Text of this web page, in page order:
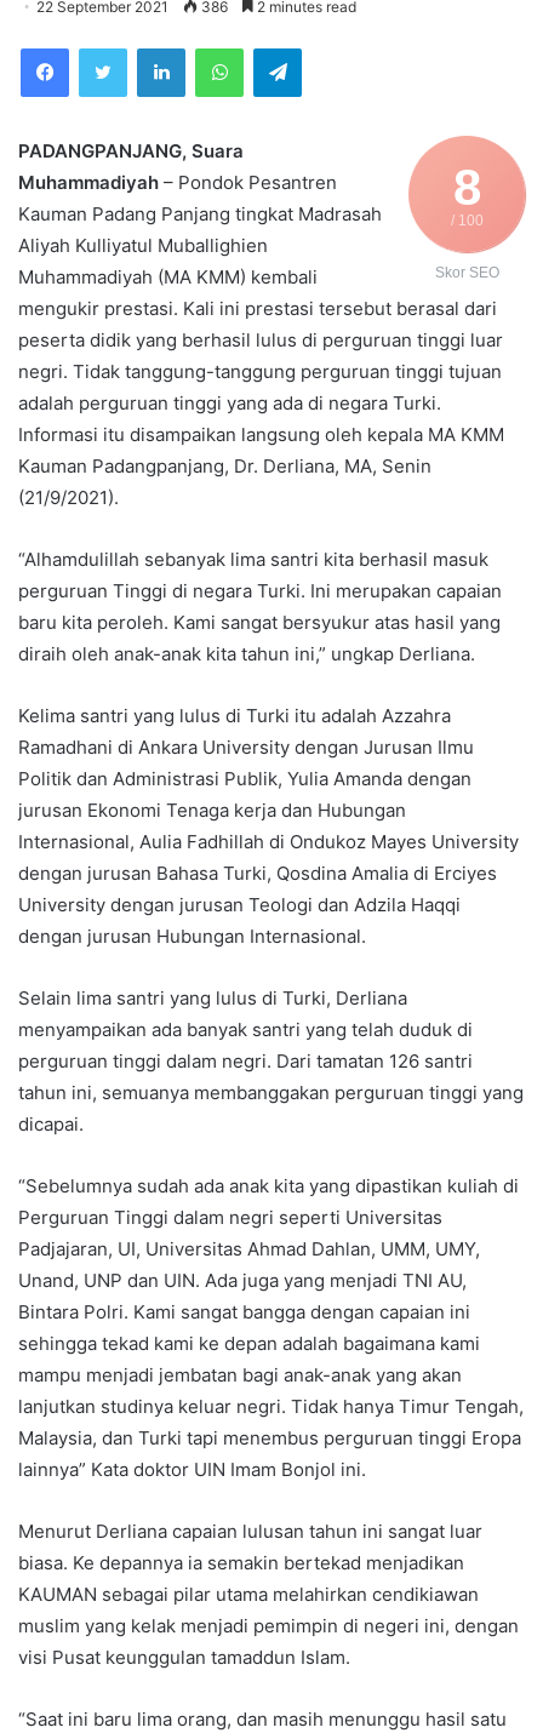
22 September 2021 386 2 minutes read
FacebookTwitter LinkedInWhatsAppTelegram
8
/ 100
Skor SEO
PADANGPANJANG, Suara
Muhammadiyah – Pondok Pesantren
Kauman Padang Panjang tingkat Madrasah
Aliyah Kulliyatul Muballighien
Muhammadiyah (MA KMM) kembali
mengukir prestasi. Kali ini prestasi tersebut berasal dari
peserta didik yang berhasil lulus di perguruan tinggi luar
negri. Tidak tanggung-tanggung perguruan tinggi tujuan
adalah perguruan tinggi yang ada di negara Turki.
Informasi itu disampaikan langsung oleh kepala MA KMM
Kauman Padangpanjang, Dr. Derliana, MA, Senin
(21/9/2021).
“Alhamdulillah sebanyak lima santri kita berhasil masuk
perguruan Tinggi di negara Turki. Ini merupakan capaian
baru kita peroleh. Kami sangat bersyukur atas hasil yang
diraih oleh anak-anak kita tahun ini,” ungkap Derliana.
Kelima santri yang lulus di Turki itu adalah Azzahra
Ramadhani di Ankara University dengan Jurusan Ilmu
Politik dan Administrasi Publik, Yulia Amanda dengan
jurusan Ekonomi Tenaga kerja dan Hubungan
Internasional, Aulia Fadhillah di Ondukoz Mayes University
dengan jurusan Bahasa Turki, Qosdina Amalia di Erciyes
University dengan jurusan Teologi dan Adzila Haqqi
dengan jurusan Hubungan Internasional.
Selain lima santri yang lulus di Turki, Derliana
menyampaikan ada banyak santri yang telah duduk di
perguruan tinggi dalam negri. Dari tamatan 126 santri
tahun ini, semuanya membanggakan perguruan tinggi yang
dicapai.
“Sebelumnya sudah ada anak kita yang dipastikan kuliah di
Perguruan Tinggi dalam negri seperti Universitas
Padjajaran, UI, Universitas Ahmad Dahlan, UMM, UMY,
Unand, UNP dan UIN. Ada juga yang menjadi TNI AU,
Bintara Polri. Kami sangat bangga dengan capaian ini
sehingga tekad kami ke depan adalah bagaimana kami
mampu menjadi jembatan bagi anak-anak yang akan
lanjutkan studinya keluar negri. Tidak hanya Timur Tengah,
Malaysia, dan Turki tapi menembus perguruan tinggi Eropa
lainnya” Kata doktor UIN Imam Bonjol ini.
Menurut Derliana capaian lulusan tahun ini sangat luar
biasa. Ke depannya ia semakin bertekad menjadikan
KAUMAN sebagai pilar utama melahirkan cendikiawan
muslim yang kelak menjadi pemimpin di negeri ini, dengan
visi Pusat keunggulan tamaddun Islam.
“Saat ini baru lima orang, dan masih menunggu hasil satu